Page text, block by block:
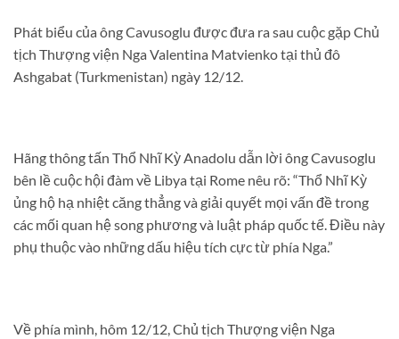
Phát biểu của ông Cavusoglu được đưa ra sau cuộc gặp Chủ
tịch Thượng viện Nga Valentina Matvienko tại thủ đô
Ashgabat (Turkmenistan) ngày 12/12.
Hãng thông tấn Thổ Nhĩ Kỳ Anadolu dẫn lời ông Cavusoglu
bên lề cuộc hội đàm về Libya tại Rome nêu rõ: “Thổ Nhĩ Kỳ
ủng hộ hạ nhiệt căng thẳng và giải quyết mọi vấn đề trong
các mối quan hệ song phương và luật pháp quốc tế. Điều này
phụ thuộc vào những dấu hiệu tích cực từ phía Nga.”
Về phía mình, hôm 12/12, Chủ tịch Thượng viện Nga